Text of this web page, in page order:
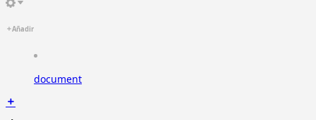
Añadir
document